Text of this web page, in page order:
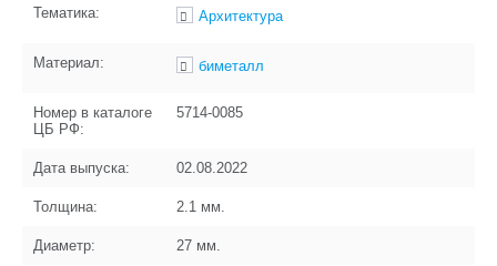
Тематика: Архитектура
Материал: биметалл
Номер в каталоге
ЦБ РФ:
5714-0085
Дата выпуска: 02.08.2022
Толщина: 2.1 мм.
Диаметр: 27 мм.